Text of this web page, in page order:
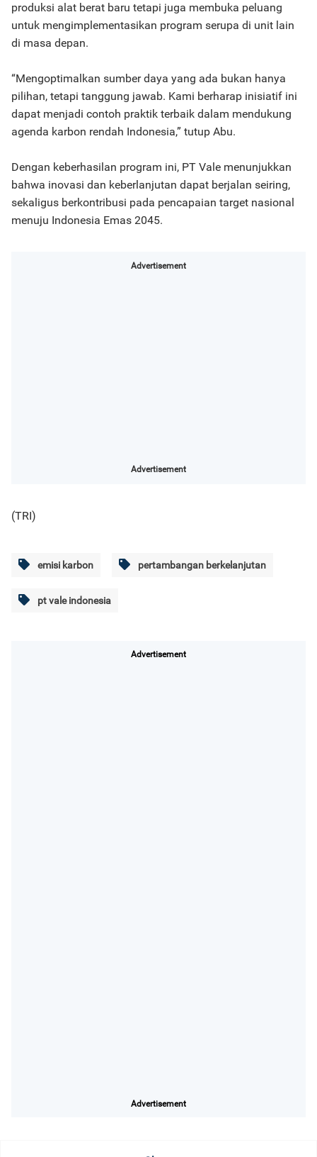
produksi alat berat baru tetapi juga membuka peluang
untuk mengimplementasikan program serupa di unit lain
di masa depan.
“Mengoptimalkan sumber daya yang ada bukan hanya
pilihan, tetapi tanggung jawab. Kami berharap inisiatif ini
dapat menjadi contoh praktik terbaik dalam mendukung
agenda karbon rendah Indonesia,” tutup Abu.
Dengan keberhasilan program ini, PT Vale menunjukkan
bahwa inovasi dan keberlanjutan dapat berjalan seiring,
sekaligus berkontribusi pada pencapaian target nasional
menuju Indonesia Emas 2045.
Advertisement
Advertisement
(TRI)
emisi karbon pertambangan berkelanjutan
pt vale indonesia
Advertisement
Advertisement